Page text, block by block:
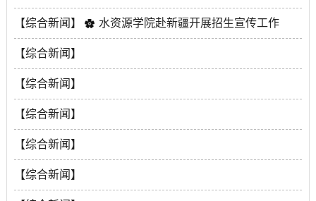
案
水资源学院赴新疆和田开展访企拓岗和走访调研
【综合新闻】 水资源学院赴新疆开展招生宣传工作
【综合新闻】
华北水利水电大学水资源学院隆重举行2026届毕业典礼
暨学位授予仪式
【综合新闻】
涵养治学修身新风 筑牢师德育人根基—水资源学院成功
举办治学与修身主题沙龙暨师德师风专题培训
【综合新闻】
水资源学院首期“水泽学术”沙龙开幕：助力青年教师成
长与科研创新
【综合新闻】
研途启智，论见未来 ——水资源学院成功举办研究生学
【综合新闻】